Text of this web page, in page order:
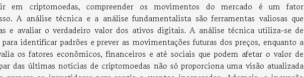
em criptomoedas, compreender os movimentos do mercado é um fator
A análise técnica e a análise fundamentalista são ferramentas valiosas que
e avaliar o verdadeiro valor dos ativos digitais. A análise técnica utiliza-se de
identificar padrões e prever as movimentações futuras dos preços, enquanto a
os fatores econômicos, financeiros e até sociais que podem afetar o valor de
das últimas notícias de criptomoedas não só proporciona uma visão atualizada